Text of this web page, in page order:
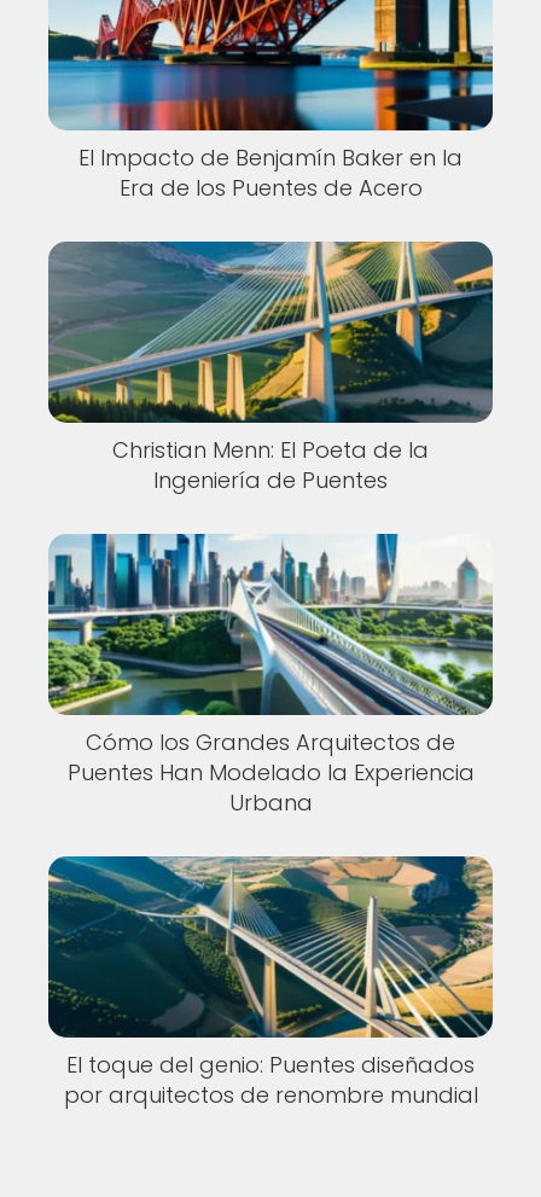
El Impacto de Benjamín Baker en la
Era de los Puentes de Acero
Christian Menn: El Poeta de la
Ingeniería de Puentes
Cómo los Grandes Arquitectos de
Puentes Han Modelado la Experiencia
Urbana
El toque del genio: Puentes diseñados
por arquitectos de renombre mundial